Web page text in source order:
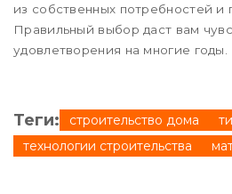
из собственных потребностей и
Правильный выбор даст вам
удовлетворения на многие годы.
Теги: строительство дома
технологии строительства